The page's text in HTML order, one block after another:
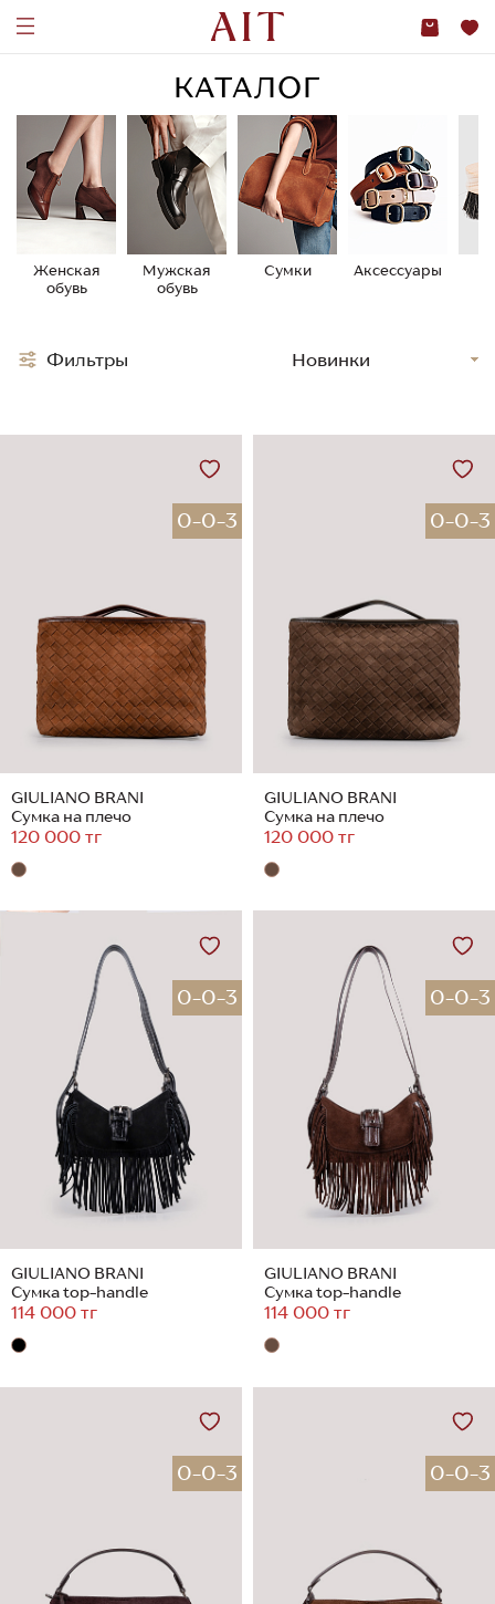
КАТАЛОГ
Женская
обувь
Мужская
обувь
Сумки Аксессуары
0-0-3
GIULIANO BRANI
Сумка на плечо
120 000 тг
0-0-3
GIULIANO BRANI
Сумка на плечо
120 000 тг
0-0-3
GIULIANO BRANI
Сумка top-handle
114 000 тг
0-0-3
GIULIANO BRANI
Сумка top-handle
114 000 тг
0-0-3 0-0-3
Фильтры